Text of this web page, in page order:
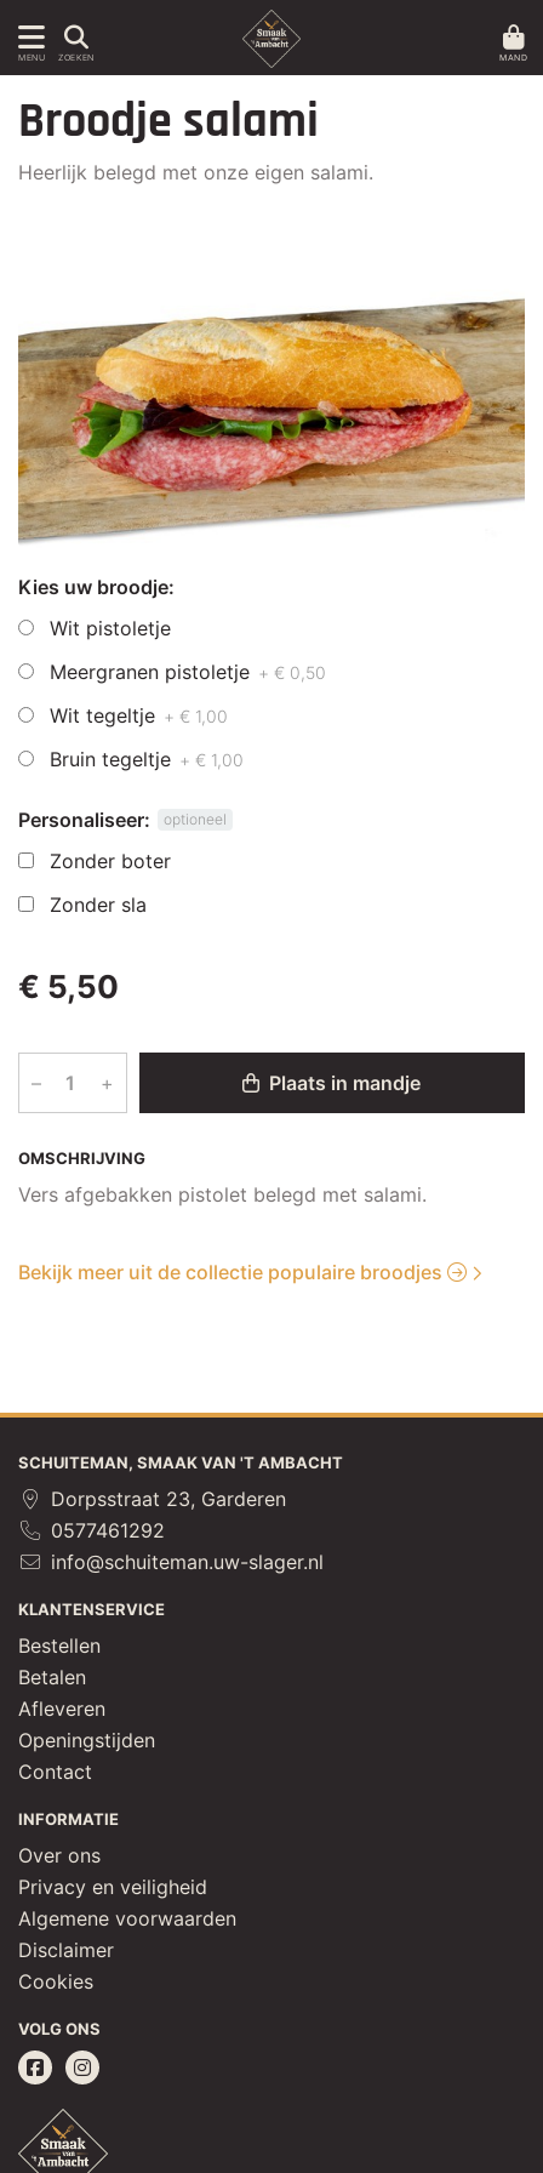
MENU ZOEKEN MAND
OMSCHRIJVING
Vers afgebakken pistolet belegd met salami.
Broodje salami
Heerlijk belegd met onze eigen salami.
Kies uw broodje:
Wit pistoletje
Meergranen pistoletje + € 0,50
Wit tegeltje + € 1,00
Bruin tegeltje + € 1,00
Personaliseer: optioneel
Zonder boter
Zonder sla
€ 5,50
– + Plaats in mandje
Bekijk meer uit de collectie populaire broodjes
SCHUITEMAN, SMAAK VAN 'T AMBACHT
Dorpsstraat 23, Garderen
0577461292
info@schuiteman.uw-slager.nl
KLANTENSERVICE
Bestellen
Betalen
Afleveren
Openingstijden
Contact
INFORMATIE
Over ons
Privacy en veiligheid
Algemene voorwaarden
Disclaimer
Cookies
VOLG ONS